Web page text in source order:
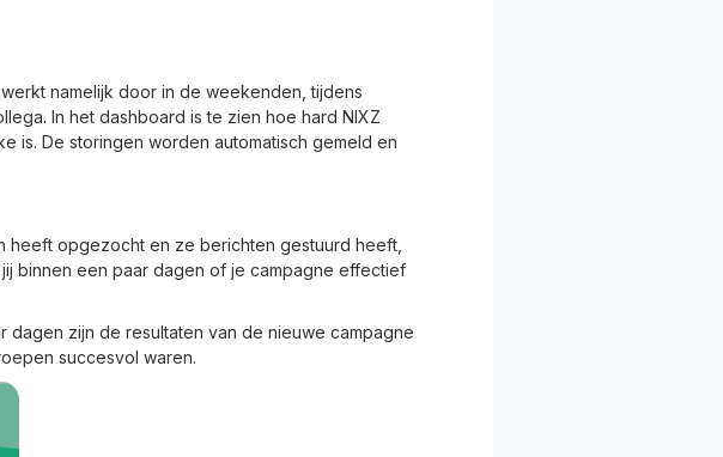
namelijk door in de weekenden, tijdens
In het dashboard is te zien hoe hard NIXZ
is. De storingen worden automatisch gemeld en
heeft opgezocht en ze berichten gestuurd heeft,
binnen een paar dagen of je campagne effectief
zijn de resultaten van de nieuwe campagne
succesvol waren.